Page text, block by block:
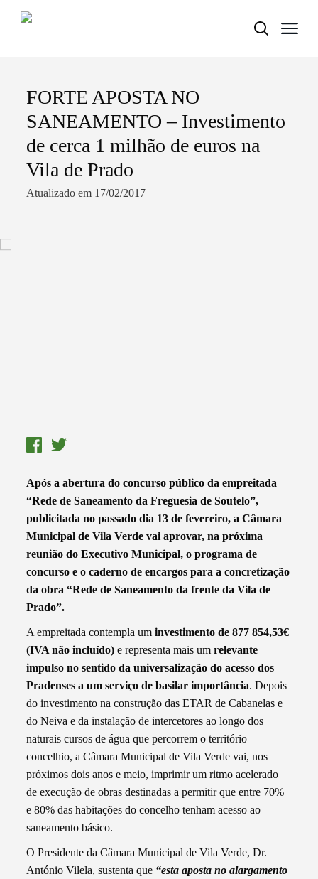
Termo de Pesquisa
Categorias gerais
FORTE APOSTA NO
SANEAMENTO – Investimento
de cerca 1 milhão de euros na
Vila de Prado
Atualizado em 17/02/2017
Após a abertura do concurso público da empreitada
“Rede de Saneamento da Freguesia de Soutelo”,
publicitada no passado dia 13 de fevereiro, a Câmara
Municipal de Vila Verde vai aprovar, na próxima
reunião do Executivo Municipal, o programa de
concurso e o caderno de encargos para a concretização
da obra “Rede de Saneamento da frente da Vila de
Prado”.
A empreitada contempla uminvestimento de 877 854,53€
(IVA não incluído) e representa mais umrelevante
impulso no sentido da universalização do acesso dos
Pradenses a um serviço de basilar importância. Depois
do investimento na construção das ETAR de Cabanelas e
do Neiva e da instalação de intercetores ao longo dos
naturais cursos de água que percorrem o território
concelhio, a Câmara Municipal de Vila Verde vai, nos
próximos dois anos e meio, imprimir um ritmo acelerado
de execução de obras destinadas a permitir que entre 70%
e 80% das habitações do concelho tenham acesso ao
saneamento básico.
O Presidente da Câmara Municipal de Vila Verde, Dr.
António Vilela, sustenta que “esta aposta no alargamento